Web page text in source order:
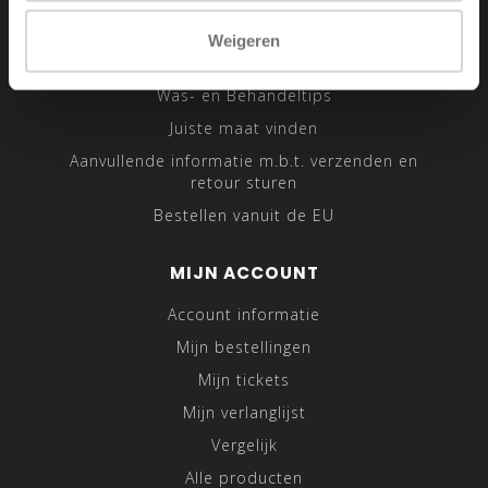
Weigeren
Sitemap
Was- en Behandeltips
Juiste maat vinden
Aanvullende informatie m.b.t. verzenden en
retour sturen
Bestellen vanuit de EU
MIJN ACCOUNT
Account informatie
Mijn bestellingen
Mijn tickets
Mijn verlanglijst
Vergelijk
Alle producten